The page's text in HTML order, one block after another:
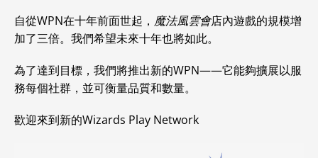
自從WPN在十年前面世起， 魔法風雲會店內遊戲的規模增
加了三倍。我們希望未來十年也將如此。
為了達到目標，我們將推出新的WPN——它能夠擴展以服
務每個社群，並可衡量品質和數量。
歡迎來到新的Wizards Play Network